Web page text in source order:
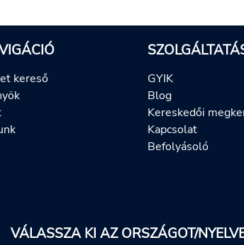
kereső
GYIK
Blog
Kereskedői
Kapcsolat
Befolyásoló
VÁLASSZA KI AZ ORSZÁGOT/